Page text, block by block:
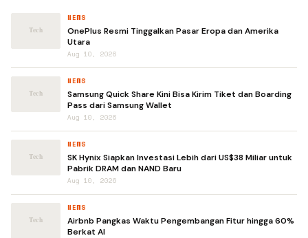
NEWS
OnePlus Resmi Tinggalkan Pasar Eropa dan Amerika
Utara
Aug 10, 2026
NEWS
Samsung Quick Share Kini Bisa Kirim Tiket dan Boarding
Pass dari Samsung Wallet
Aug 10, 2026
NEWS
SK Hynix Siapkan Investasi Lebih dari US$38 Miliar untuk
Pabrik DRAM dan NAND Baru
Aug 10, 2026
NEWS
Airbnb Pangkas Waktu Pengembangan Fitur hingga 60%
Berkat AI